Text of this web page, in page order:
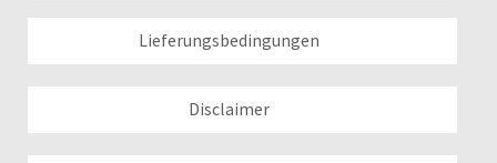
Lieferungsbedingungen
Disclaimer